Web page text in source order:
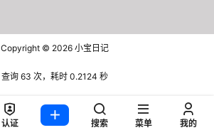
Copyright © 2026 小宝日记
查询 63 次，耗时 0.2124 秒
认证 搜索 菜单 我的